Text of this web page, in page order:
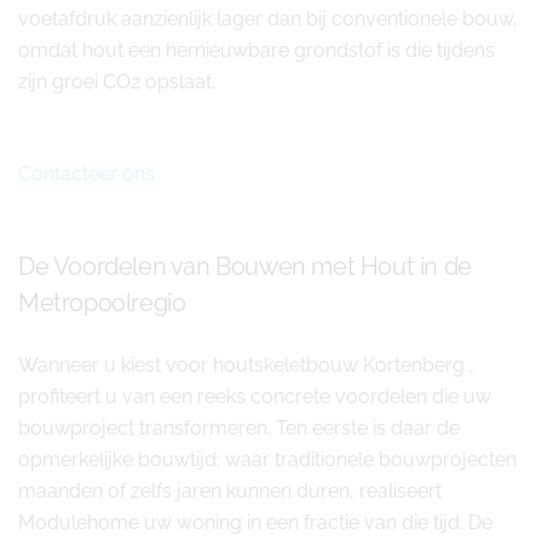
voetafdruk aanzienlijk lager dan bij conventionele bouw,
omdat hout een hernieuwbare grondstof is die tijdens
zijn groei CO2 opslaat.
Contacteer ons
De Voordelen van Bouwen met Hout in de
Metropoolregio
Wanneer u kiest voor houtskeletbouw Kortenberg ,
profiteert u van een reeks concrete voordelen die uw
bouwproject transformeren. Ten eerste is daar de
opmerkelijke bouwtijd: waar traditionele bouwprojecten
maanden of zelfs jaren kunnen duren, realiseert
Modulehome uw woning in een fractie van die tijd. De